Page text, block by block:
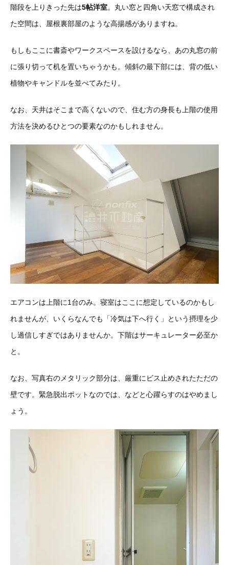
階段を上りきった先は5帖洋室。丸い窓と四角い天窓で構成され
た空間は、屋根裏部屋のような高揚感がありますね。
もしもここに書斎やワークスペースを設けるなら、あの丸窓の前
に張り切って机を置いちゃうかも。傾斜の最下部には、背の低い
植物やキャンドルを並べてみたり。
なお、天井はそこまで高くないので、住む方の身長も上階の使用
方法を決めるひとつの要素なのかもしれません。
エアコンは上階に1台のみ。寝室はここに想定しているのかもし
れませんが、いくらなんでも「冷気は下へ行く」という摂理を少
し過信しすぎではありませんか。下階はサーキュレーター必至か
と。
なお、写真右のメタリック部分は、厳重にビス止めされたただの
壁です。緊急脱出ポットなのでは、などと心躍らすのはやめまし
ょう。